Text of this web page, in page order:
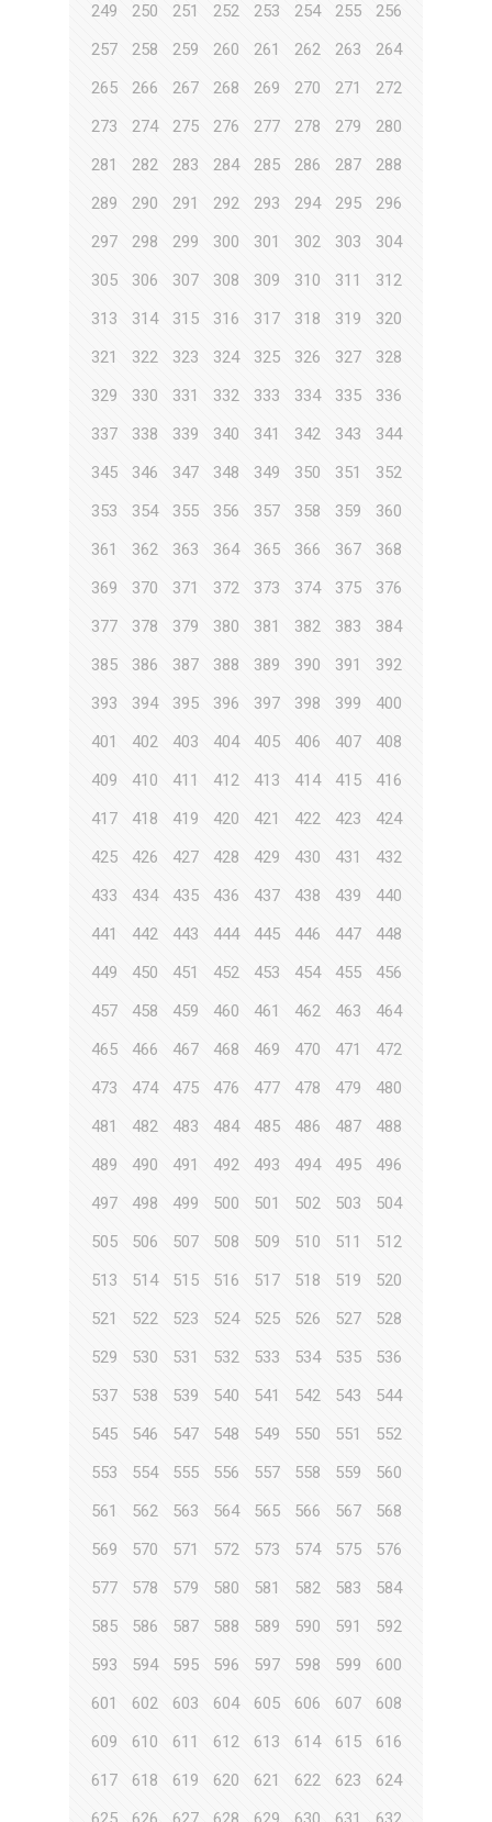
249
250 251 252 253 254 255
256
257
258 259 260 261 262 263
264
265
266 267 268 269 270 271
272
273
274 275 276 277 278 279
280
281
282 283 284 285 286 287
288
289
290 291 292 293 294 295
296
297
298 299 300 301 302 303
304
305
306 307 308 309 310 311
312
313
314 315 316 317 318 319
320
321
322 323 324 325 326 327
328
329
330 331 332 333 334 335
336
337
338 339 340 341 342 343
344
345
346 347 348 349 350 351
352
353
354 355 356 357 358 359
360
361
362 363 364 365 366 367
368
369
370 371 372 373 374 375
376
377
378 379 380 381 382 383
384
385
386 387 388 389 390 391
392
393
394 395 396 397 398 399
400
401
402 403 404 405 406 407
408
409
410 411 412 413 414 415
416
417
418 419 420 421 422 423
424
425
426 427 428 429 430 431
432
433
434 435 436 437 438 439
440
441
442 443 444 445 446 447
448
449
450 451 452 453 454 455
456
457
458 459 460 461 462 463
464
465
466 467 468 469 470 471
472
473
474 475 476 477 478 479
480
481
482 483 484 485 486 487
488
489
490 491 492 493 494 495
496
497
498 499 500 501 502 503
504
505
506 507 508 509 510 511
512
513
514 515 516 517 518 519
520
521
522 523 524 525 526 527
528
529
530 531 532 533 534 535
536
537
538 539 540 541 542 543
544
545
546 547 548 549 550 551
552
553
554 555 556 557 558 559
560
561
562 563 564 565 566 567
568
569
570 571 572 573 574 575
576
577
578 579 580 581 582 583
584
585
586 587 588 589 590 591
592
593
594 595 596 597 598 599
600
601
602 603 604 605 606 607
608
609
610 611 612 613 614 615
616
617
618 619 620 621 622 623
624